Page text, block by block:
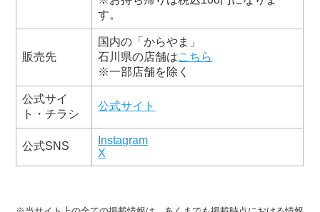
す。
販売先
国内の「からやま」
石川県の店舗はこちら
※⼀部店舗を除く
公式サイ
ト・チラシ
公式サイト
公式SNS
Instagram
X